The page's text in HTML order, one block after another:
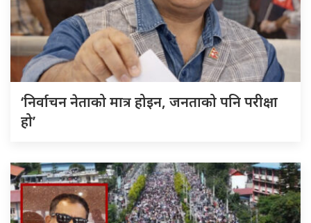
‘निर्वाचन नेताको मात्र होइन, जनताको पनि परीक्षा
हो’